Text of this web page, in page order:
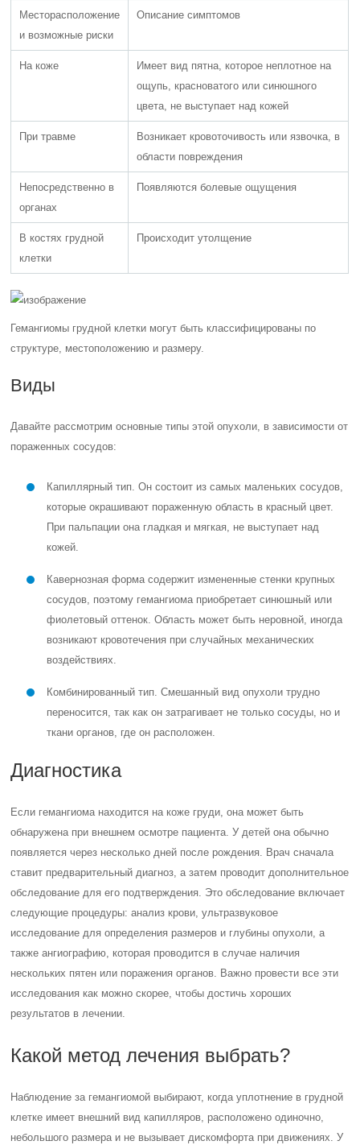
Месторасположение
и возможные риски
Описание симптомов
На коже
Имеет вид пятна, которое неплотное на
ощупь, красноватого или синюшного
цвета, не выступает над кожей
При травме
Возникает кровоточивость или язвочка, в
области повреждения
Непосредственно в
органах
Появляются болевые ощущения
В костях грудной
клетки
Происходит утолщение
Гемангиомы грудной клетки могут быть классифицированы по
структуре, местоположению и размеру.
Виды
Давайте рассмотрим основные типы этой опухоли, в зависимости от
пораженных сосудов:
Капиллярный тип. Он состоит из самых маленьких сосудов,
которые окрашивают пораженную область в красный цвет.
При пальпации она гладкая и мягкая, не выступает над
кожей.
Кавернозная форма содержит измененные стенки крупных
сосудов, поэтому гемангиома приобретает синюшный или
фиолетовый оттенок. Область может быть неровной, иногда
возникают кровотечения при случайных механических
воздействиях.
Комбинированный тип. Смешанный вид опухоли трудно
переносится, так как он затрагивает не только сосуды, но и
ткани органов, где он расположен.
Диагностика
Если гемангиома находится на коже груди, она может быть
обнаружена при внешнем осмотре пациента. У детей она обычно
появляется через несколько дней после рождения. Врач сначала
ставит предварительный диагноз, а затем проводит дополнительное
обследование для его подтверждения. Это обследование включает
следующие процедуры: анализ крови, ультразвуковое
исследование для определения размеров и глубины опухоли, а
также ангиографию, которая проводится в случае наличия
нескольких пятен или поражения органов. Важно провести все эти
исследования как можно скорее, чтобы достичь хороших
результатов в лечении.
Какой метод лечения выбрать?
Наблюдение за гемангиомой выбирают, когда уплотнение в грудной
клетке имеет внешний вид капилляров, расположено одиночно,
небольшого размера и не вызывает дискомфорта при движениях. У